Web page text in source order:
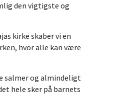
den vigtigste og
kirke skaber vi en
hvor alle kan være
salmer og almindeligt
hele sker på barnets